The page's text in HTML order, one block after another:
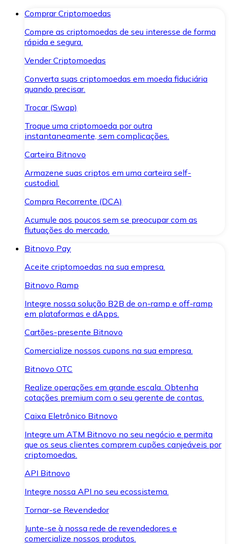
Comprar Criptomoedas
Compre as criptomoedas de seu interesse de forma
rápida e segura.
Vender Criptomoedas
Converta suas criptomoedas em moeda fiduciária
quando precisar.
Trocar (Swap)
Troque uma criptomoeda por outra
instantaneamente, sem complicações.
Carteira Bitnovo
Armazene suas criptos em uma carteira self-
custodial.
Compra Recorrente (DCA)
Acumule aos poucos sem se preocupar com as
flutuações do mercado.
Bitnovo Pay
Aceite criptomoedas na sua empresa.
Bitnovo Ramp
Integre nossa solução B2B de on-ramp e off-ramp
em plataformas e dApps.
Cartões-presente Bitnovo
Comercialize nossos cupons na sua empresa.
Bitnovo OTC
Realize operações em grande escala. Obtenha
cotações premium com o seu gerente de contas.
Caixa Eletrônico Bitnovo
Integre um ATM Bitnovo no seu negócio e permita
que os seus clientes comprem cupões canjeáveis por
criptomoedas.
API Bitnovo
Integre nossa API no seu ecossistema.
Tornar-se Revendedor
Junte-se à nossa rede de revendedores e
comercialize nossos produtos.